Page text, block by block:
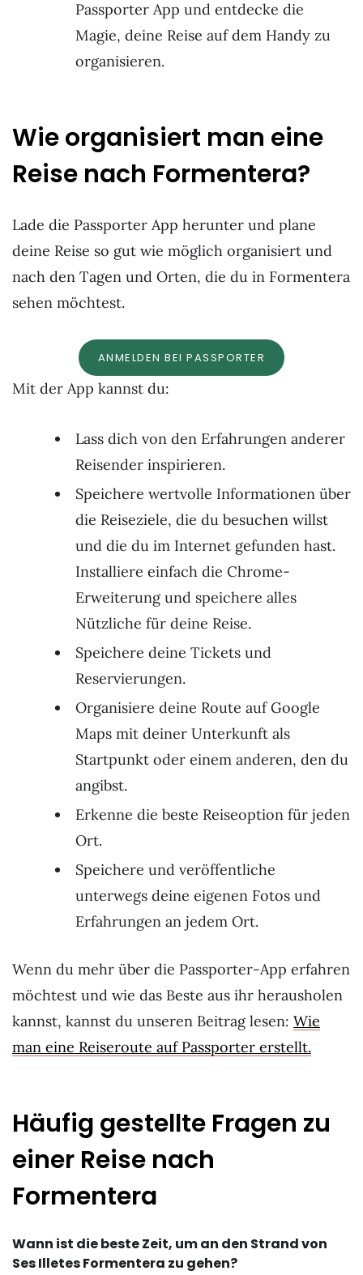
Passporter App und entdecke die
Magie, deine Reise auf dem Handy zu
organisieren.
Wie organisiert man eine
Reise nach Formentera?
Lade die Passporter App herunter und plane
deine Reise so gut wie möglich organisiert und
nach den Tagen und Orten, die du in Formentera
sehen möchtest.
ANMELDEN BEI PASSPORTER
Mit der App kannst du:
Lass dich von den Erfahrungen anderer
Reisender inspirieren.
Speichere wertvolle Informationen über
die Reiseziele, die du besuchen willst
und die du im Internet gefunden hast.
Installiere einfach die Chrome-
Erweiterung und speichere alles
Nützliche für deine Reise.
Speichere deine Tickets und
Reservierungen.
Organisiere deine Route auf Google
Maps mit deiner Unterkunft als
Startpunkt oder einem anderen, den du
angibst.
Erkenne die beste Reiseoption für jeden
Ort.
Speichere und veröffentliche
unterwegs deine eigenen Fotos und
Erfahrungen an jedem Ort.
Wenn du mehr über die Passporter-App erfahren
möchtest und wie das Beste aus ihr herausholen
kannst, kannst du unseren Beitrag lesen: Wie
man eine Reiseroute auf Passporter erstellt.
Häufig gestellte Fragen zu
einer Reise nach
Formentera
Wann ist die beste Zeit, um an den Strand von
Ses Illetes Formentera zu gehen?